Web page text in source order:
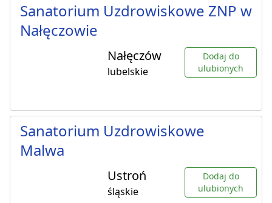
Sanatorium Uzdrowiskowe ZNP w
Nałęczowie
Nałęczów
lubelskie
Dodaj do
ulubionych
Sanatorium Uzdrowiskowe
Malwa
Ustroń
śląskie
Dodaj do
ulubionych